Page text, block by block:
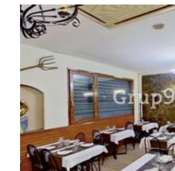
CARGANDO...